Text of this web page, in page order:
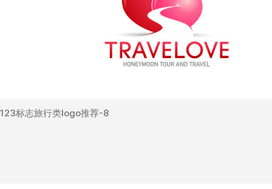
123标志旅行类logo推荐-8